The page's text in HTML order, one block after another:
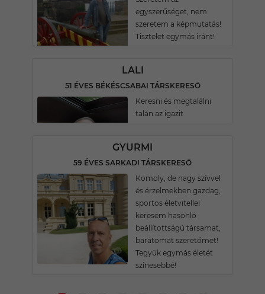
egyszerűséget, nem
szeretem a képmutatás!
Tisztelet egymás iránt!
LALI
51 ÉVES BÉKÉSCSABAI TÁRSKERESŐ
Keresni és megtalálni
talán az igazit
GYURMI
59 ÉVES SARKADI TÁRSKERESŐ
Komoly, de nagy szívvel
és érzelmekben gazdag,
sportos életvitellel
keresem hasonló
beállítottságú társamat,
barátomat szeretőmet!
Tegyük egymás életét
szinesebbé!